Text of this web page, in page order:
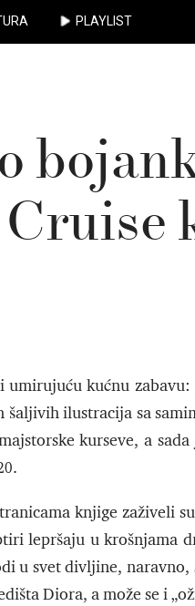
PLAYLIST
umirujuću kućnu
ilustracija sa
kurseve, a
knjige zaživeli
lepršaju u krošnjama
u svet divljine, naravno,
Diora, a može se i